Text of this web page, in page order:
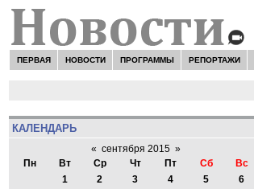
ПЕРВАЯ НОВОСТИ ПРОГРАММЫ РЕПОРТАЖИ
КАЛЕНДАРЬ
« сентября 2015 »
Пн
Вт Ср Чт Пт Сб
Вс
1
2 3 4 5
6